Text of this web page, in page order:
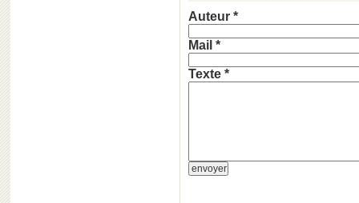
Auteur *
Mail *
Texte *